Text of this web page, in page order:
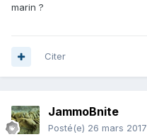
marin ?
Citer
JammoBnite
Posté(e) 26 mars 2017